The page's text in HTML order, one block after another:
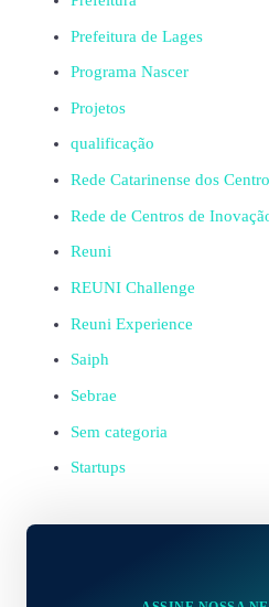
Prefeitura de Lages
Programa Nascer
Projetos
qualificação
Rede Catarinense dos
Rede de Centros de
Reuni
REUNI Challenge
Reuni Experience
Saiph
Sebrae
Sem categoria
Startups